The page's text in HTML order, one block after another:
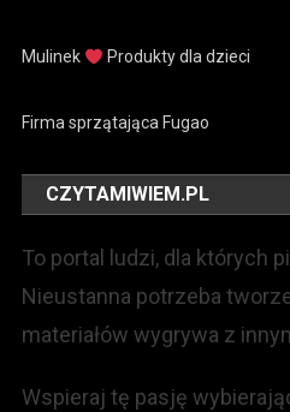
Mulinek Produkty dla dzieci
Firma sprzątająca Fugao
CZYTAMIWIEM.PL
To portal ludzi, dla których
Nieustanna potrzeba
materiałów wygrywa z
Wspieraj tę pasję